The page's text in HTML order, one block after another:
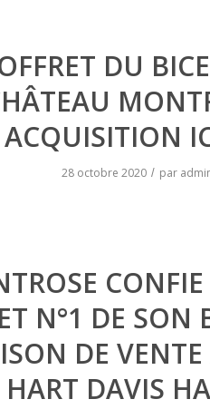
DU
ACQUISITION
28 octobre 2020 / par
N°1 DE SON
DE
HART DAVIS